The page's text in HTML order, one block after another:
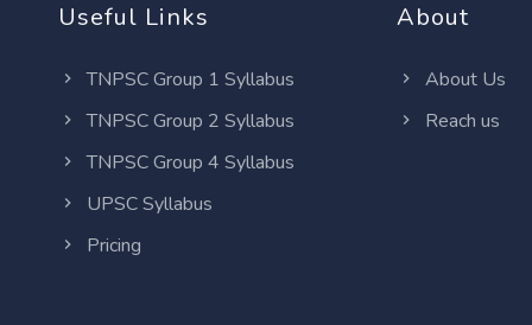
Useful Links
TNPSC Group 1 Syllabus
TNPSC Group 2 Syllabus
TNPSC Group 4 Syllabus
UPSC Syllabus
Pricing
About
About Us
Reach us